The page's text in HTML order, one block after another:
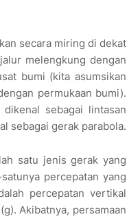
secara miring di dekat
melengkung dengan
bumi (kita asumsikan
permukaan bumi).
sebagai lintasan
sebagai gerak parabola.
satu jenis gerak yang
percepatan yang
percepatan vertikal
Akibatnya, persamaan